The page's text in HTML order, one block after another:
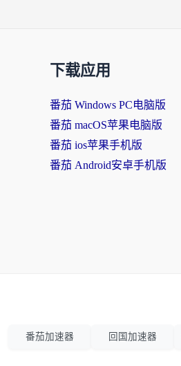
下载应用
番茄 Windows PC电脑版
番茄 macOS苹果电脑版
番茄 ios苹果手机版
番茄 Android安卓手机版
番茄加速器 回国加速器